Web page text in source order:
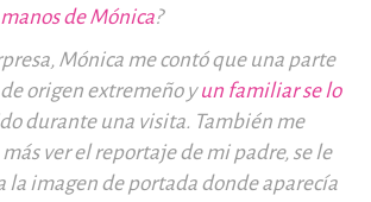
de Mónica?
Mónica me contó que una parte
origen extremeño yun familiar se lo
durante una visita. También me
ver el reportaje de mi padre, se le
la imagen de portada donde aparecía